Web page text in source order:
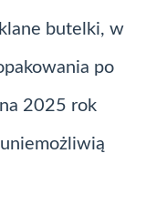
butelki, w
po
2025 rok